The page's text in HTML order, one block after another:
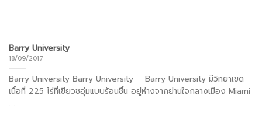
Barry University
18/09/2017
Barry University Barry University Barry University มีวิทยาเขต
เนื้อที่ 225 ไร่ที่เขียวชอุ่มแบบร้อนชื้น อยู่ห่างจากย่านใจกลางเมือง Miami
. . .